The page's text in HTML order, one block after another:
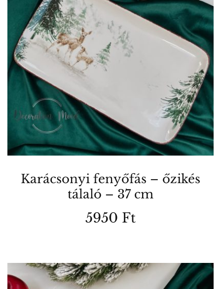
Karácsonyi fenyőfás – őzikés
tálaló – 37 cm
5950 Ft